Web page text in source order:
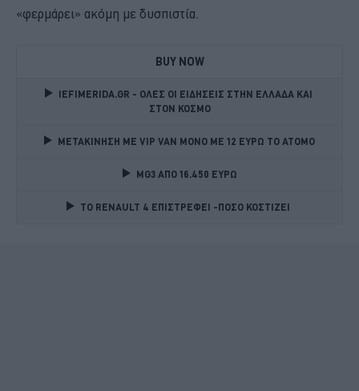
«φερμάρει» ακόμη με δυσπιστία.
BUY NOW
IEFIMERIDA.GR - ΟΛΕΣ ΟΙ ΕΙΔΗΣΕΙΣ ΣΤΗΝ ΕΛΛΑΔΑ ΚΑΙ
ΣΤΟΝ ΚΟΣΜΟ
ΜΕΤΑΚΙΝΗΣΗ ΜΕ VIP VAN ΜΟΝΟ ΜΕ 12 ΕΥΡΩ ΤΟ ΑΤΟΜΟ
MG3 ΑΠΟ 16.450 ΕΥΡΩ
TO RENAULT 4 ΕΠΙΣΤΡΕΦΕΙ -ΠΟΣΟ ΚΟΣΤΙΖΕΙ